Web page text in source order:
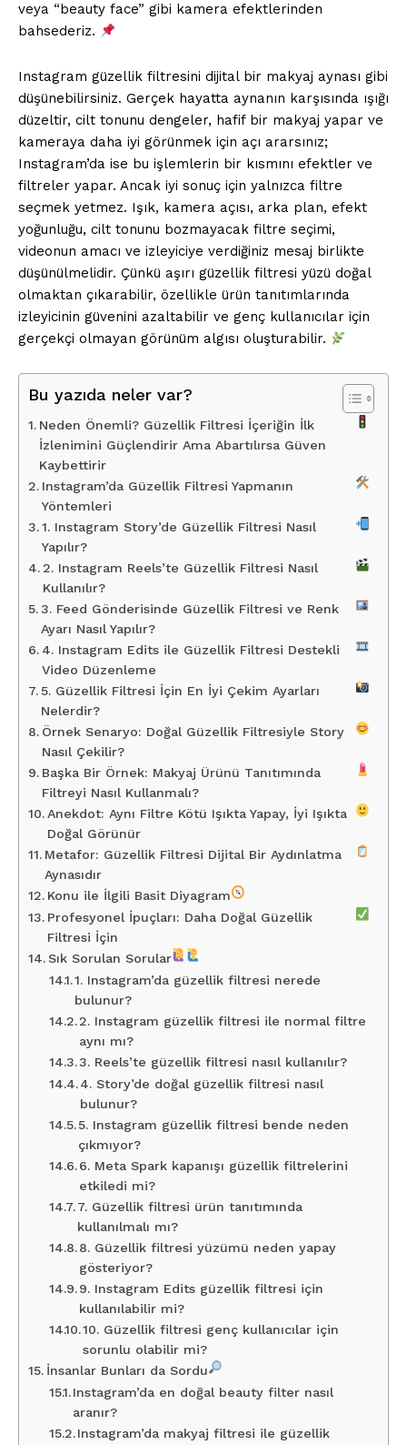
veya “beauty face” gibi kamera efektlerinden
bahsederiz.
Instagram güzellik filtresini dijital bir makyaj aynası gibi
düşünebilirsiniz. Gerçek hayatta aynanın karşısında ışığı
düzeltir, cilt tonunu dengeler, hafif bir makyaj yapar ve
kameraya daha iyi görünmek için açı ararsınız;
Instagram’da ise bu işlemlerin bir kısmını efektler ve
filtreler yapar. Ancak iyi sonuç için yalnızca filtre
seçmek yetmez. Işık, kamera açısı, arka plan, efekt
yoğunluğu, cilt tonunu bozmayacak filtre seçimi,
videonun amacı ve izleyiciye verdiğiniz mesaj birlikte
düşünülmelidir. Çünkü aşırı güzellik filtresi yüzü doğal
olmaktan çıkarabilir, özellikle ürün tanıtımlarında
izleyicinin güvenini azaltabilir ve genç kullanıcılar için
gerçekçi olmayan görünüm algısı oluşturabilir.
Bu yazıda neler var?
Neden Önemli? Güzellik Filtresi İçeriğin İlk
İzlenimini Güçlendirir Ama Abartılırsa Güven
Kaybettirir
Instagram’da Güzellik Filtresi Yapmanın
Yöntemleri
1. Instagram Story’de Güzellik Filtresi Nasıl
Yapılır?
2. Instagram Reels’te Güzellik Filtresi Nasıl
Kullanılır?
3. Feed Gönderisinde Güzellik Filtresi ve Renk
Ayarı Nasıl Yapılır?
4. Instagram Edits ile Güzellik Filtresi Destekli
Video Düzenleme
5. Güzellik Filtresi İçin En İyi Çekim Ayarları
Nelerdir?
Örnek Senaryo: Doğal Güzellik Filtresiyle Story
Nasıl Çekilir?
Başka Bir Örnek: Makyaj Ürünü Tanıtımında
Filtreyi Nasıl Kullanmalı?
Anekdot: Aynı Filtre Kötü Işıkta Yapay, İyi Işıkta
Doğal Görünür
Metafor: Güzellik Filtresi Dijital Bir Aydınlatma
Aynasıdır
Konu ile İlgili Basit Diyagram
Profesyonel İpuçları: Daha Doğal Güzellik
Filtresi İçin
Sık Sorulan Sorular
1. Instagram’da güzellik filtresi nerede
bulunur?
2. Instagram güzellik filtresi ile normal filtre
aynı mı?
3. Reels’te güzellik filtresi nasıl kullanılır?
4. Story’de doğal güzellik filtresi nasıl
bulunur?
5. Instagram güzellik filtresi bende neden
çıkmıyor?
6. Meta Spark kapanışı güzellik filtrelerini
etkiledi mi?
7. Güzellik filtresi ürün tanıtımında
kullanılmalı mı?
8. Güzellik filtresi yüzümü neden yapay
gösteriyor?
9. Instagram Edits güzellik filtresi için
kullanılabilir mi?
10. Güzellik filtresi genç kullanıcılar için
sorunlu olabilir mi?
İnsanlar Bunları da Sordu
Instagram’da en doğal beauty filter nasıl
aranır?
Instagram’da makyaj filtresi ile güzellik